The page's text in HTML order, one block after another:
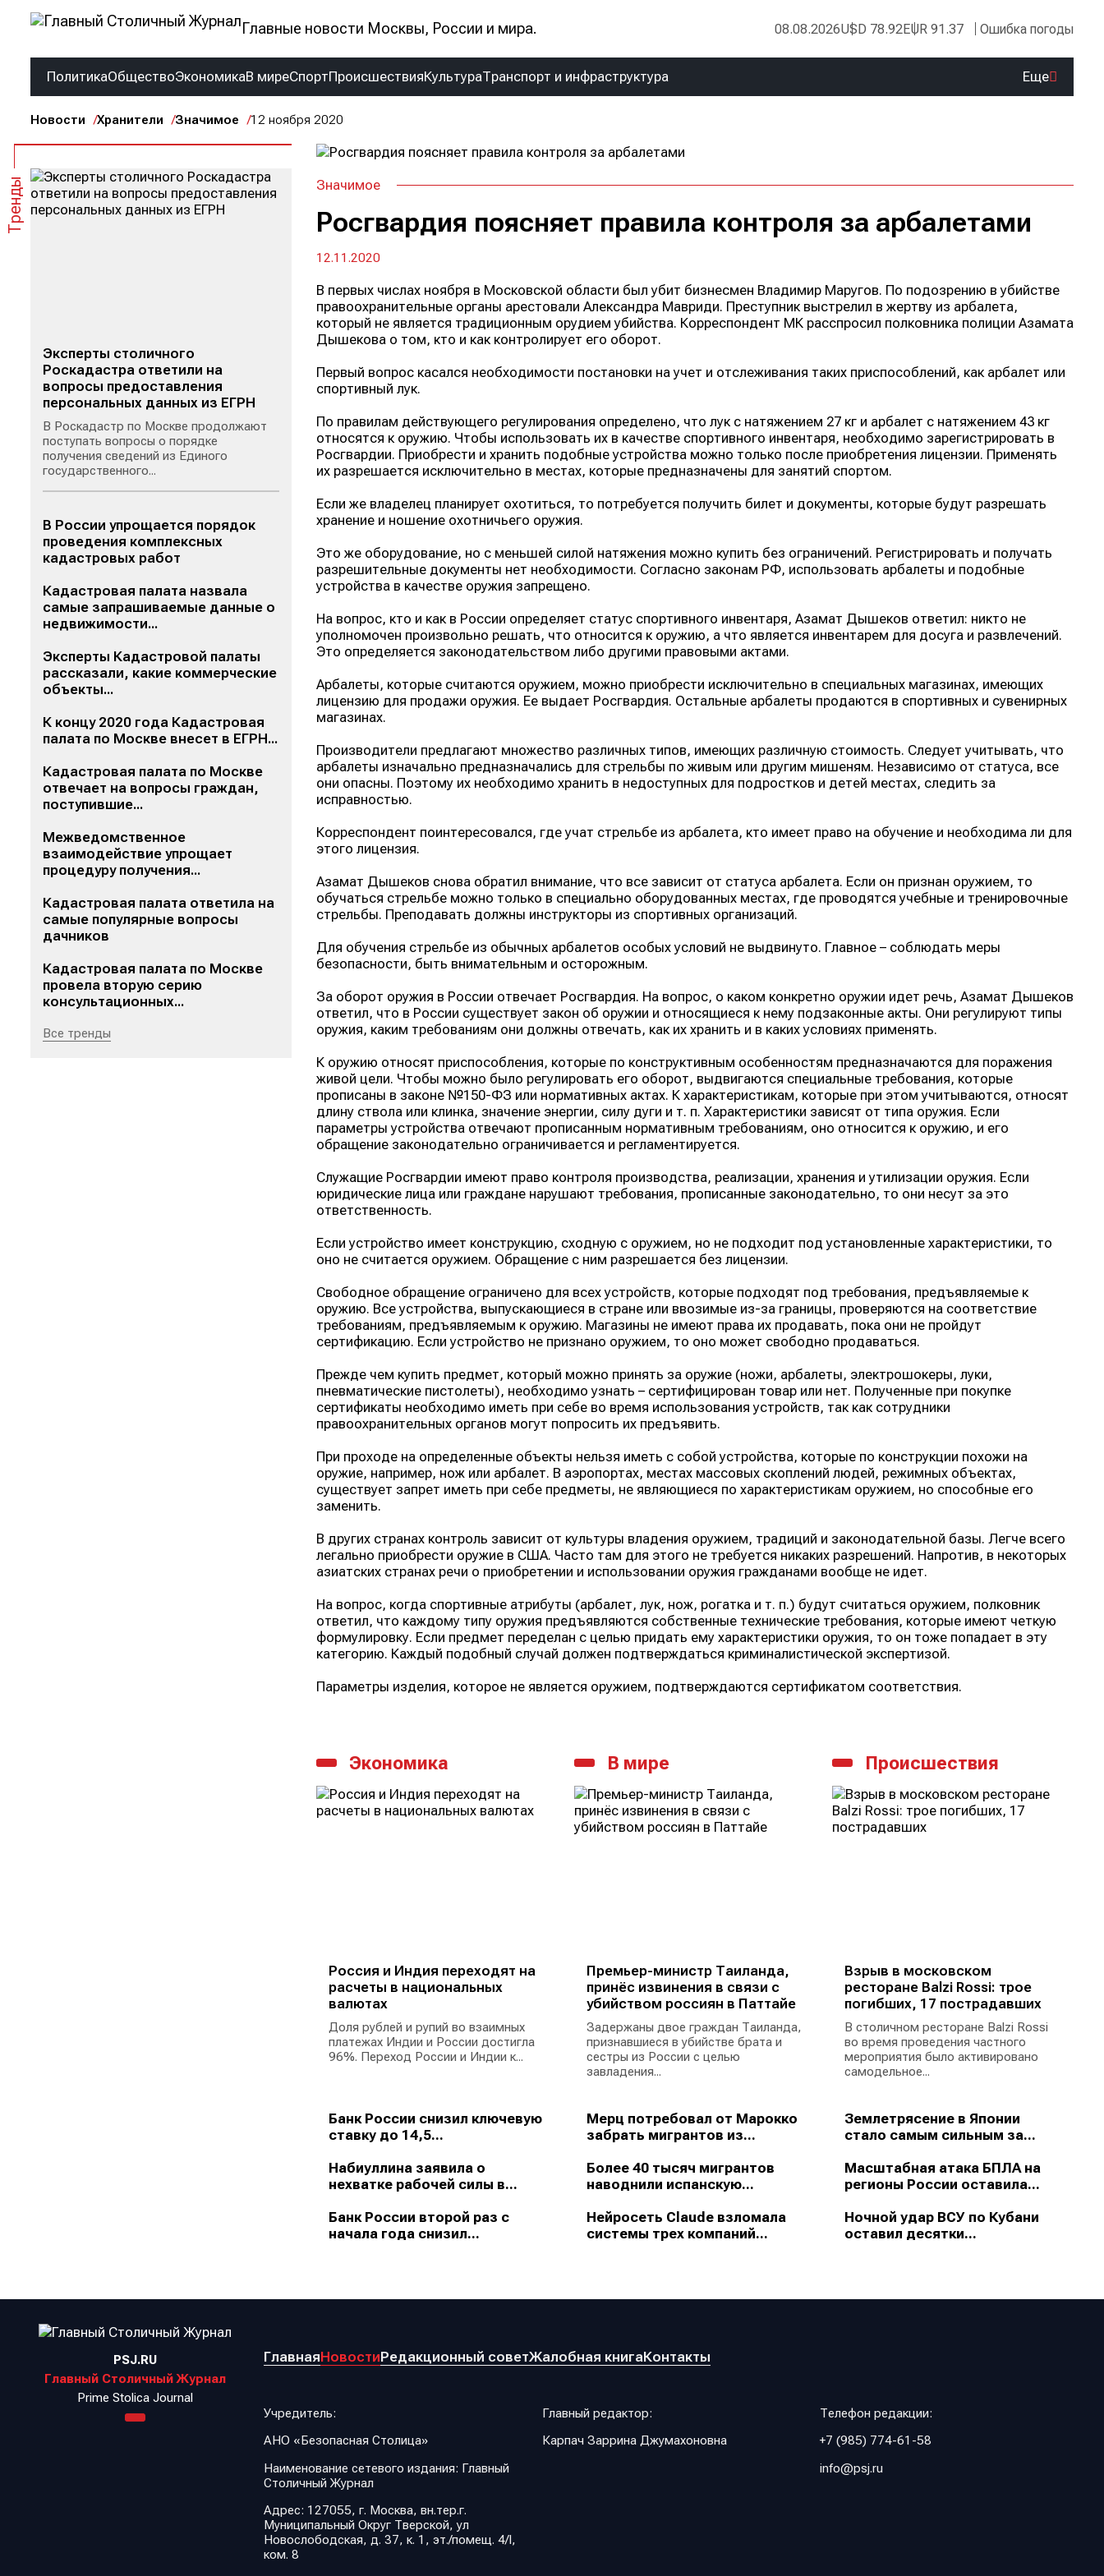
Главные новости Москвы, России и мира. 08.08.2026USD 78.92EUR 91.37 Ошибка погоды
ПолитикаОбществоЭкономикаВ миреСпортПроисшествияКультураТранспорт и инфраструктура Еще
Новости Хранители Значимое 12 ноября 2020
Значимое
Росгвардия поясняет правила контроля за арбалетами
12.11.2020
В первых числах ноября в Московской области был убит бизнесмен Владимир Маругов. По подозрению в убийстве
правоохранительные органы арестовали Александра Мавриди. Преступник выстрелил в жертву из арбалета,
который не является традиционным орудием убийства. Корреспондент МКрасспросил полковника полиции Азамата
Дышекова о том, кто и как контролирует его оборот.
Первый вопрос касался необходимости постановки на учет и отслеживания таких приспособлений, как арбалет или
спортивный лук.
По правилам действующего регулирования определено, что лук с натяжением 27 кг и арбалет с натяжением 43 кг
относятся к оружию. Чтобы использовать их в качестве спортивного инвентаря, необходимо зарегистрировать в
Росгвардии. Приобрести и хранить подобные устройства можно только после приобретения лицензии. Применять
их разрешается исключительно в местах, которые предназначены для занятий спортом.
Если же владелец планирует охотиться, то потребуется получить билет и документы, которые будут разрешать
хранение и ношение охотничьего оружия.
Это же оборудование, но с меньшей силой натяжения можно купить без ограничений. Регистрировать и получать
разрешительные документы нет необходимости. Согласно законам РФ, использовать арбалеты и подобные
устройства в качестве оружия запрещено.
На вопрос, кто и как в России определяет статус спортивного инвентаря, Азамат Дышеков ответил: никто не
уполномочен произвольно решать, что относится к оружию, а что является инвентарем для досуга и развлечений.
Это определяется законодательством либо другими правовыми актами.
Арбалеты, которые считаются оружием, можно приобрести исключительно в специальных магазинах, имеющих
лицензию для продажи оружия. Ее выдает Росгвардия. Остальные арбалеты продаются в спортивных и сувенирных
магазинах.
Производители предлагают множество различных типов, имеющих различную стоимость. Следует учитывать, что
арбалеты изначально предназначались для стрельбы по живым или другим мишеням. Независимо от статуса, все
они опасны. Поэтому их необходимо хранить в недоступных для подростков и детей местах, следить за
исправностью.
Корреспондент поинтересовался, где учат стрельбе из арбалета, кто имеет право на обучение и необходима ли для
этого лицензия.
Азамат Дышеков снова обратил внимание, что все зависит от статуса арбалета. Если он признан оружием, то
обучаться стрельбе можно только в специально оборудованных местах, где проводятся учебные и тренировочные
стрельбы. Преподавать должны инструкторы из спортивных организаций.
Для обучения стрельбе из обычных арбалетов особых условий не выдвинуто. Главное – соблюдать меры
безопасности, быть внимательным и осторожным.
За оборот оружия в России отвечает Росгвардия. На вопрос, о каком конкретно оружии идет речь, Азамат Дышеков
ответил, что в России существует закон об оружии и относящиеся к нему подзаконные акты. Они регулируют типы
оружия, каким требованиям они должны отвечать, как их хранить и в каких условиях применять.
К оружию относят приспособления, которые по конструктивным особенностям предназначаются для поражения
живой цели. Чтобы можно было регулировать его оборот, выдвигаются специальные требования, которые
прописаны в законе №150-ФЗ или нормативных актах. К характеристикам, которые при этом учитываются, относят
длину ствола или клинка, значение энергии, силу дуги и т. п. Характеристики зависят от типа оружия. Если
параметры устройства отвечают прописанным нормативным требованиям, оно относится к оружию, и его
обращение законодательно ограничивается и регламентируется.
Служащие Росгвардии имеют право контроля производства, реализации, хранения и утилизации оружия. Если
юридические лица или граждане нарушают требования, прописанные законодательно, то они несут за это
ответственность.
Если устройство имеет конструкцию, сходную с оружием, но не подходит под установленные характеристики, то
оно не считается оружием. Обращение с ним разрешается без лицензии.
Свободное обращение ограничено для всех устройств, которые подходят под требования, предъявляемые к
оружию. Все устройства, выпускающиеся в стране или ввозимые из-за границы, проверяются на соответствие
требованиям, предъявляемым к оружию. Магазины не имеют права их продавать, пока они не пройдут
сертификацию. Если устройство не признано оружием, то оно может свободно продаваться.
Прежде чем купить предмет, который можно принять за оружие (ножи, арбалеты, электрошокеры, луки,
пневматические пистолеты), необходимо узнать – сертифицирован товар или нет. Полученные при покупке
сертификаты необходимо иметь при себе во время использования устройств, так как сотрудники
правоохранительных органов могут попросить их предъявить.
При проходе на определенные объекты нельзя иметь с собой устройства, которые по конструкции похожи на
оружие, например, нож или арбалет. В аэропортах, местах массовых скоплений людей, режимных объектах,
существует запрет иметь при себе предметы, не являющиеся по характеристикам оружием, но способные его
заменить.
В других странах контроль зависит от культуры владения оружием, традиций и законодательной базы. Легче всего
легально приобрести оружие в США. Часто там для этого не требуется никаких разрешений. Напротив, в некоторых
азиатских странах речи о приобретении и использовании оружия гражданами вообще не идет.
На вопрос, когда спортивные атрибуты (арбалет, лук, нож, рогатка и т. п.) будут считаться оружием, полковник
ответил, что каждому типу оружия предъявляются собственные технические требования, которые имеют четкую
формулировку. Если предмет переделан с целью придать ему характеристики оружия, то он тоже попадает в эту
категорию. Каждый подобный случай должен подтверждаться криминалистической экспертизой.
Параметры изделия, которое не является оружием, подтверждаются сертификатом соответствия.
Экономика
Россия и Индия переходят на
расчеты в национальных
валютах
Доля рублей и рупий во взаимных
платежах Индии и России достигла
96%. Переход России и Индии к...
Банк России снизил ключевую
ставку до 14,5...
Набиуллина заявила о
нехватке рабочей силы в...
Банк России второй раз с
начала года снизил...
В мире
Премьер-министр Таиланда,
принёс извинения в связи с
убийством россиян в Паттайе
Задержаны двое граждан Таиланда,
признавшиеся в убийстве брата и
сестры из России с целью
завладения...
Мерц потребовал от Марокко
забрать мигрантов из...
Более 40 тысяч мигрантов
наводнили испанскую...
Нейросеть Claude взломала
системы трех компаний...
Происшествия
Взрыв в московском
ресторане Balzi Rossi: трое
погибших, 17 пострадавших
В столичном ресторане Balzi Rossi
во время проведения частного
мероприятия было активировано
самодельное...
Землетрясение в Японии
стало самым сильным за...
Масштабная атака БПЛА на
регионы России оставила...
Ночной удар ВСУ по Кубани
оставил десятки...
Тренды
Эксперты столичного
Роскадастра ответили на
вопросы предоставления
персональных данных из ЕГРН
В Роскадастр по Москве продолжают
поступать вопросы о порядке
получения сведений из Единого
государственного...
В России упрощается порядок
проведения комплексных
кадастровых работ
Кадастровая палата назвала
самые запрашиваемые данные о
недвижимости...
Эксперты Кадастровой палаты
рассказали, какие коммерческие
объекты...
К концу 2020 года Кадастровая
палата по Москве внесет в ЕГРН...
Кадастровая палата по Москве
отвечает на вопросы граждан,
поступившие...
Межведомственное
взаимодействие упрощает
процедуру получения...
Кадастровая палата ответила на
самые популярные вопросы
дачников
Кадастровая палата по Москве
провела вторую серию
консультационных...
Все тренды
PSJ.RU
Главный Столичный Журнал
Prime Stolica Journal
ГлавнаяНовостиРедакционный советЖалобная книгаКонтакты
Учредитель:
АНО «Безопасная Столица»
Наименование сетевого издания: Главный
Столичный Журнал
Адрес: 127055, г. Москва, вн.тер.г.
Муниципальный Округ Тверской, ул
Новослободская, д. 37, к. 1, эт./помещ. 4/I,
ком. 8
Главный редактор:
Карпач Заррина Джумахоновна
Телефон редакции:
+7 (985) 774-61-58
info@psj.ru